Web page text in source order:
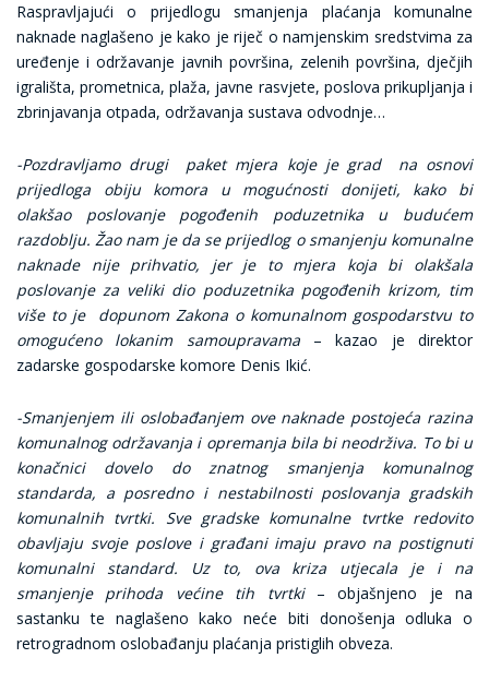
Raspravljajući o prijedlogu smanjenja plaćanja komunalne
naknade naglašeno je kako je riječ o namjenskim sredstvima za
uređenje i održavanje javnih površina, zelenih površina, dječjih
igrališta, prometnica, plaža, javne rasvjete, poslova prikupljanja i
zbrinjavanja otpada, održavanja sustava odvodnje…
-Pozdravljamo drugi paket mjera koje je grad na osnovi
prijedloga obiju komora u mogućnosti donijeti, kako bi
olakšao poslovanje pogođenih poduzetnika u budućem
razdoblju. Žao nam je da se prijedlog o smanjenju komunalne
naknade nije prihvatio, jer je to mjera koja bi olakšala
poslovanje za veliki dio poduzetnika pogođenih krizom, tim
više to je dopunom Zakona o komunalnom gospodarstvu to
omogućeno lokanim samoupravama– kazao je direktor
zadarske gospodarske komore Denis Ikić.
-Smanjenjem ili oslobađanjem ove naknade postojeća razina
komunalnog održavanja i opremanja bila bi neodrživa. To bi u
konačnici dovelo do znatnog smanjenja komunalnog
standarda, a posredno i nestabilnosti poslovanja gradskih
komunalnih tvrtki. Sve gradske komunalne tvrtke redovito
obavljaju svoje poslove i građani imaju pravo na postignuti
komunalni standard. Uz to, ova kriza utjecala je i na
smanjenje prihoda većine tih tvrtki– objašnjeno je na
sastanku te naglašeno kako neće biti donošenja odluka o
retrogradnom oslobađanju plaćanja pristiglih obveza.